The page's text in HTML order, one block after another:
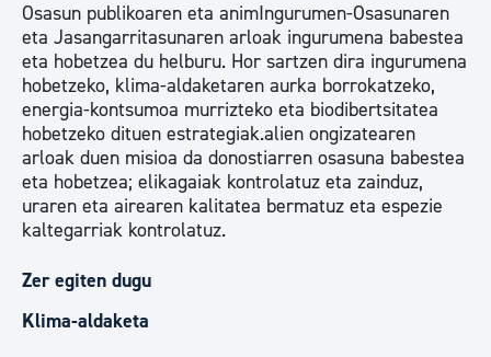
Osasun publikoaren eta animIngurumen-Osasunaren
eta Jasangarritasunaren arloak ingurumena babestea
eta hobetzea du helburu. Hor sartzen dira ingurumena
hobetzeko, klima-aldaketaren aurka borrokatzeko,
energia-kontsumoa murrizteko eta biodibertsitatea
hobetzeko dituen estrategiak.alien ongizatearen
arloak duen misioa da donostiarren osasuna babestea
eta hobetzea; elikagaiak kontrolatuz eta zainduz,
uraren eta airearen kalitatea bermatuz eta espezie
kaltegarriak kontrolatuz.
Zer egiten dugu
Klima-aldaketa